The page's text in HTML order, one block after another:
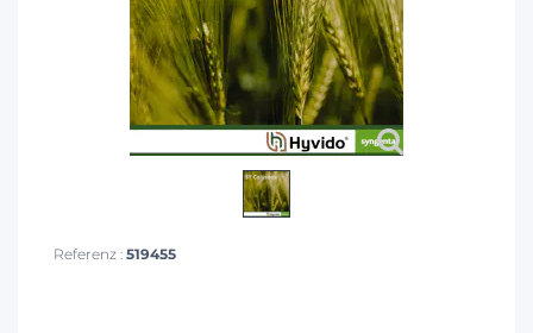
Referenz : 519455